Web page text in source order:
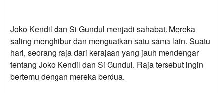
Joko Kendil dan Si Gundul menjadi sahabat. Mereka
saling menghibur dan menguatkan satu sama lain. Suatu
hari, seorang raja dari kerajaan yang jauh mendengar
tentang Joko Kendil dan Si Gundul. Raja tersebut ingin
bertemu dengan mereka berdua.